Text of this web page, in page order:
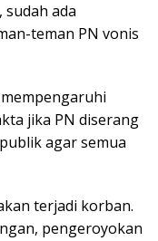
sudah ada
teman PN vonis
jika PN diserang
agar semua
terjadi korban.
pengeroyokan